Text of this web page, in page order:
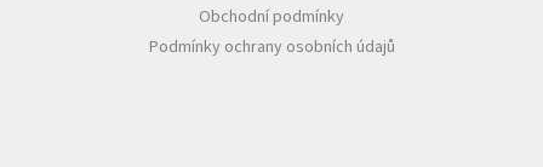
Obchodní podmínky
Podmínky ochrany osobních údajů